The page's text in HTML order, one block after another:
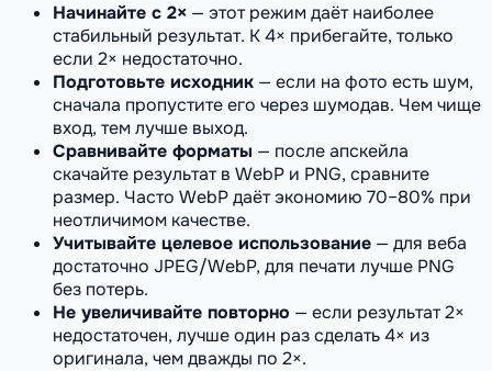
Начинайте с 2× — этот режим даёт наиболее
стабильный результат. К 4× прибегайте, только
если 2× недостаточно.
Подготовьте исходник — если на фото есть шум,
сначала пропустите его через шумодав. Чем чище
вход, тем лучше выход.
Сравнивайте форматы — после апскейла
скачайте результат в WebP и PNG, сравните
размер. Часто WebP даёт экономию 70–80% при
неотличимом качестве.
Учитывайте целевое использование — для веба
достаточно JPEG/WebP, для печати лучше PNG
без потерь.
Не увеличивайте повторно — если результат 2×
недостаточен, лучше один раз сделать 4× из
оригинала, чем дважды по 2×.